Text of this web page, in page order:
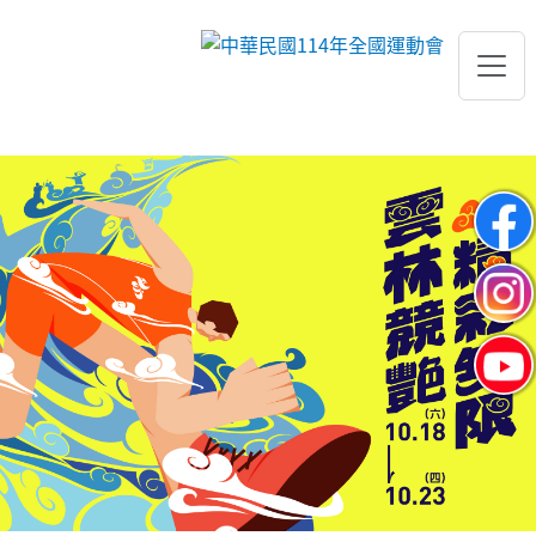
跳到主要內容